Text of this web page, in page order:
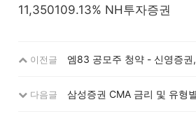
11,350109.13% NH투자증권
이전글 엠83 공모주 청약 - 신영증권
다음글 삼성증권 CMA 금리 및 유형